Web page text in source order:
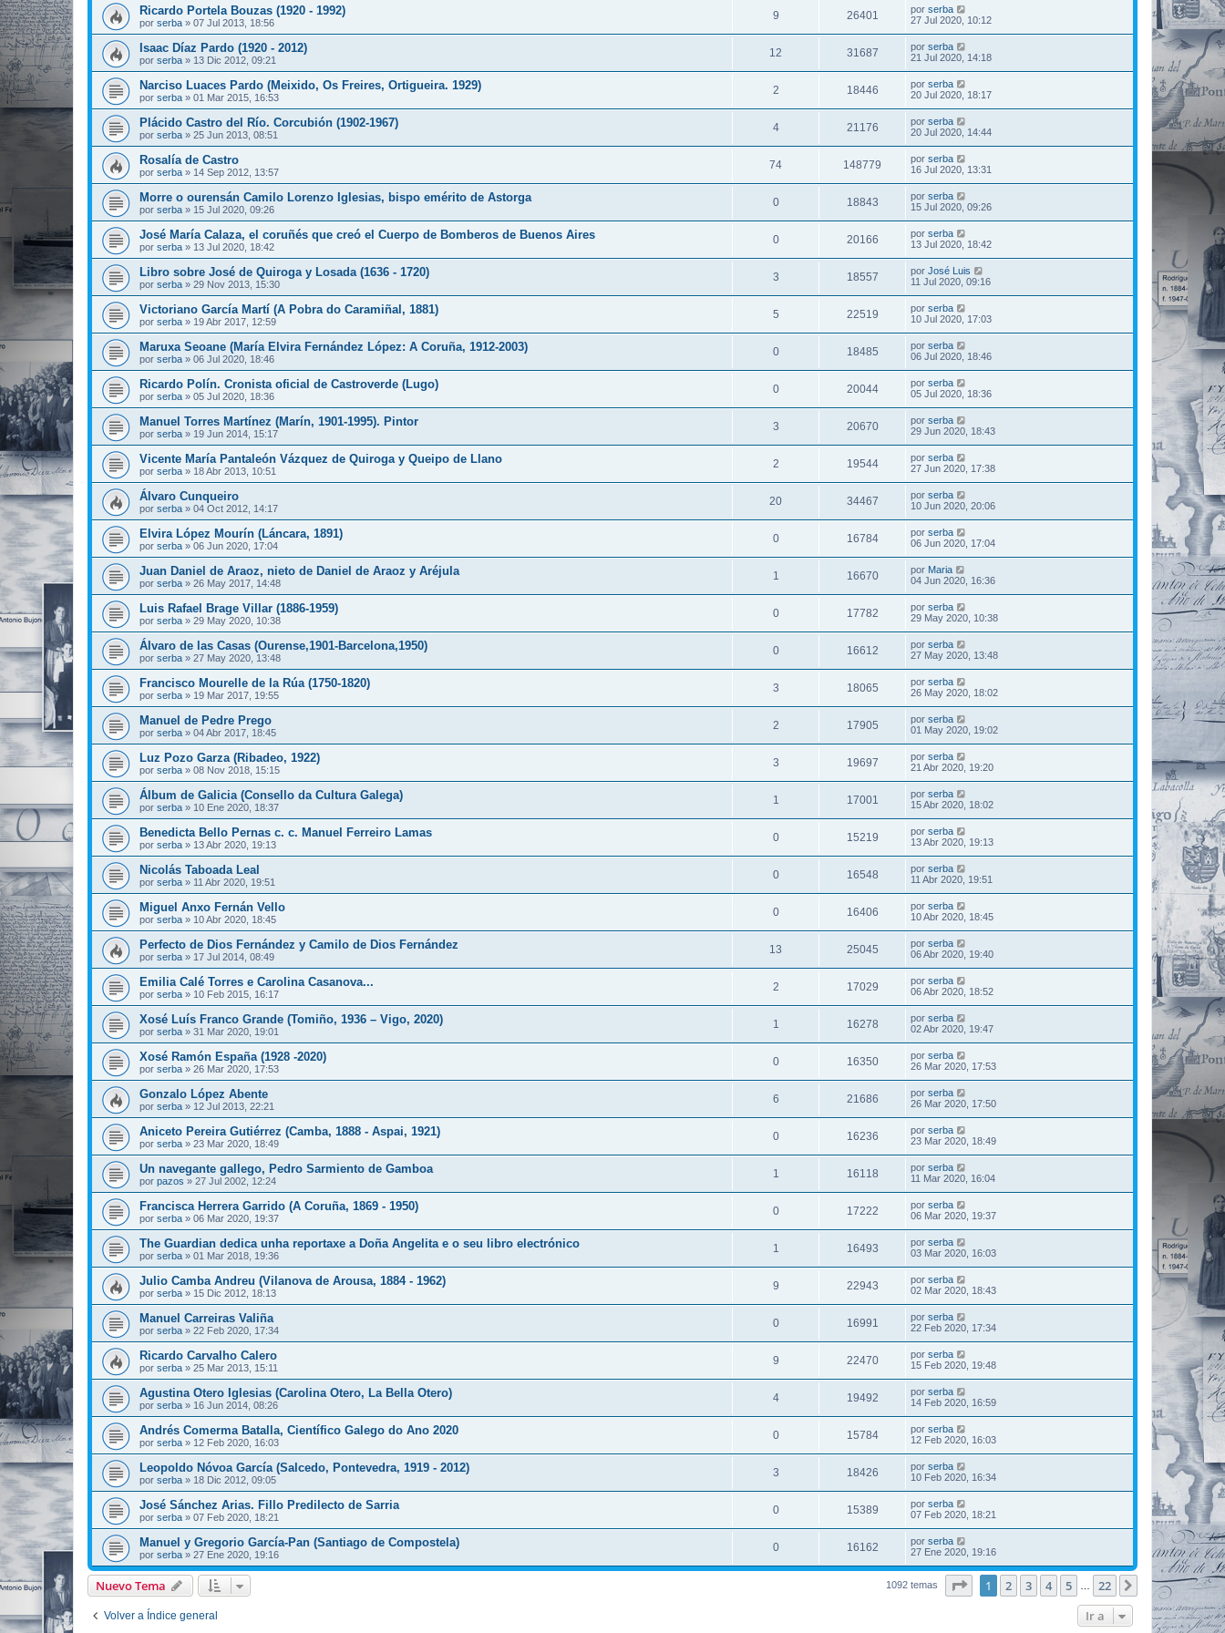
Ricardo Portela Bouzas (1920 - 1992)
por serba » 07 Jul 2013, 18:56
9 26401 por serba
27 Jul 2020, 10:12
Isaac Díaz Pardo (1920 - 2012)
por serba » 13 Dic 2012, 09:21
12 31687 por serba
21 Jul 2020, 14:18
Narciso Luaces Pardo (Meixido, Os Freires, Ortigueira. 1929)
por serba » 01 Mar 2015, 16:53
2 18446 por serba
20 Jul 2020, 18:17
Plácido Castro del Río. Corcubión (1902-1967)
por serba » 25 Jun 2013, 08:51
4 21176 por serba
20 Jul 2020, 14:44
Rosalía de Castro
por serba » 14 Sep 2012, 13:57
74 148779 por serba
16 Jul 2020, 13:31
Morre o ourensán Camilo Lorenzo Iglesias, bispo emérito de Astorga
por serba » 15 Jul 2020, 09:26
0 18843 por serba
15 Jul 2020, 09:26
José María Calaza, el coruñés que creó el Cuerpo de Bomberos de Buenos Aires
por serba » 13 Jul 2020, 18:42
0 20166 por serba
13 Jul 2020, 18:42
Libro sobre José de Quiroga y Losada (1636 - 1720)
por serba » 29 Nov 2013, 15:30
3 18557 por José Luis
11 Jul 2020, 09:16
Victoriano García Martí (A Pobra do Caramiñal, 1881)
por serba » 19 Abr 2017, 12:59
5 22519 por serba
10 Jul 2020, 17:03
Maruxa Seoane (María Elvira Fernández López: A Coruña, 1912-2003)
por serba » 06 Jul 2020, 18:46
0 18485 por serba
06 Jul 2020, 18:46
Ricardo Polín. Cronista oficial de Castroverde (Lugo)
por serba » 05 Jul 2020, 18:36
0 20044 por serba
05 Jul 2020, 18:36
Manuel Torres Martínez (Marín, 1901-1995). Pintor
por serba » 19 Jun 2014, 15:17
3 20670 por serba
29 Jun 2020, 18:43
Vicente María Pantaleón Vázquez de Quiroga y Queipo de Llano
por serba » 18 Abr 2013, 10:51
2 19544 por serba
27 Jun 2020, 17:38
Álvaro Cunqueiro
por serba » 04 Oct 2012, 14:17
20 34467 por serba
10 Jun 2020, 20:06
Elvira López Mourín (Láncara, 1891)
por serba » 06 Jun 2020, 17:04
0 16784 por serba
06 Jun 2020, 17:04
Juan Daniel de Araoz, nieto de Daniel de Araoz y Aréjula
por serba » 26 May 2017, 14:48
1 16670 por Maria
04 Jun 2020, 16:36
Luis Rafael Brage Villar (1886-1959)
por serba » 29 May 2020, 10:38
0 17782 por serba
29 May 2020, 10:38
Álvaro de las Casas (Ourense,1901-Barcelona,1950)
por serba » 27 May 2020, 13:48
0 16612 por serba
27 May 2020, 13:48
Francisco Mourelle de la Rúa (1750-1820)
por serba » 19 Mar 2017, 19:55
3 18065 por serba
26 May 2020, 18:02
Manuel de Pedre Prego
por serba » 04 Abr 2017, 18:45
2 17905 por serba
01 May 2020, 19:02
Luz Pozo Garza (Ribadeo, 1922)
por serba » 08 Nov 2018, 15:15
3 19697 por serba
21 Abr 2020, 19:20
Álbum de Galicia (Consello da Cultura Galega)
por serba » 10 Ene 2020, 18:37
1 17001 por serba
15 Abr 2020, 18:02
Benedicta Bello Pernas c. c. Manuel Ferreiro Lamas
por serba » 13 Abr 2020, 19:13
0 15219 por serba
13 Abr 2020, 19:13
Nicolás Taboada Leal
por serba » 11 Abr 2020, 19:51
0 16548 por serba
11 Abr 2020, 19:51
Miguel Anxo Fernán Vello
por serba » 10 Abr 2020, 18:45
0 16406 por serba
10 Abr 2020, 18:45
Perfecto de Dios Fernández y Camilo de Dios Fernández
por serba » 17 Jul 2014, 08:49
13 25045 por serba
06 Abr 2020, 19:40
Emilia Calé Torres e Carolina Casanova...
por serba » 10 Feb 2015, 16:17
2 17029 por serba
06 Abr 2020, 18:52
Xosé Luís Franco Grande (Tomiño, 1936 – Vigo, 2020)
por serba » 31 Mar 2020, 19:01
1 16278 por serba
02 Abr 2020, 19:47
Xosé Ramón España (1928 -2020)
por serba » 26 Mar 2020, 17:53
0 16350 por serba
26 Mar 2020, 17:53
Gonzalo López Abente
por serba » 12 Jul 2013, 22:21
6 21686 por serba
26 Mar 2020, 17:50
Aniceto Pereira Gutiérrez (Camba, 1888 - Aspai, 1921)
por serba » 23 Mar 2020, 18:49
0 16236 por serba
23 Mar 2020, 18:49
Un navegante gallego, Pedro Sarmiento de Gamboa
por pazos » 27 Jul 2002, 12:24
1 16118 por serba
11 Mar 2020, 16:04
Francisca Herrera Garrido (A Coruña, 1869 - 1950)
por serba » 06 Mar 2020, 19:37
0 17222 por serba
06 Mar 2020, 19:37
The Guardian dedica unha reportaxe a Doña Angelita e o seu libro electrónico
por serba » 01 Mar 2018, 19:36
1 16493 por serba
03 Mar 2020, 16:03
Julio Camba Andreu (Vilanova de Arousa, 1884 - 1962)
por serba » 15 Dic 2012, 18:13
9 22943 por serba
02 Mar 2020, 18:43
Manuel Carreiras Valiña
por serba » 22 Feb 2020, 17:34
0 16991 por serba
22 Feb 2020, 17:34
Ricardo Carvalho Calero
por serba » 25 Mar 2013, 15:11
9 22470 por serba
15 Feb 2020, 19:48
Agustina Otero Iglesias (Carolina Otero, La Bella Otero)
por serba » 16 Jun 2014, 08:26
4 19492 por serba
14 Feb 2020, 16:59
Andrés Comerma Batalla, Científico Galego do Ano 2020
por serba » 12 Feb 2020, 16:03
0 15784 por serba
12 Feb 2020, 16:03
Leopoldo Nóvoa García (Salcedo, Pontevedra, 1919 - 2012)
por serba » 18 Dic 2012, 09:05
3 18426 por serba
10 Feb 2020, 16:34
José Sánchez Arias. Fillo Predilecto de Sarria
por serba » 07 Feb 2020, 18:21
0 15389 por serba
07 Feb 2020, 18:21
Manuel y Gregorio García-Pan (Santiago de Compostela)
por serba » 27 Ene 2020, 19:16
0 16162 por serba
27 Ene 2020, 19:16
Nuevo Tema 1092 temas Página1 de 22
1 2 3 4 5 22 Siguiente
Volver a Índice general Ir a